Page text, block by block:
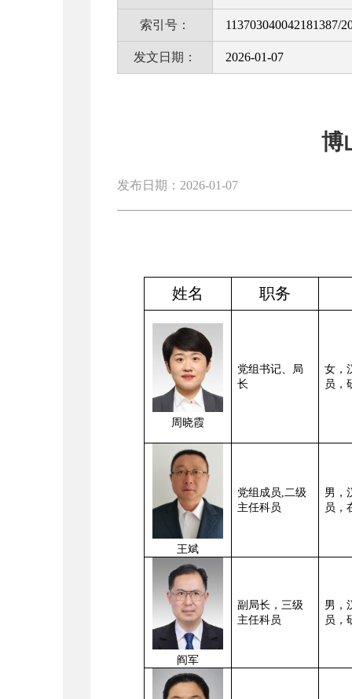
索引号： 113703040042181387/
发文日期： 2026-01-07
博
发布日期：2026-01-07
姓名 职务
周晓霞
党组书记、局
长
女 ，
员，
王斌
党组成员,二级
主任科员
男 ，
员，
阎军
副局长，三级
主任科员
男 ，
员，